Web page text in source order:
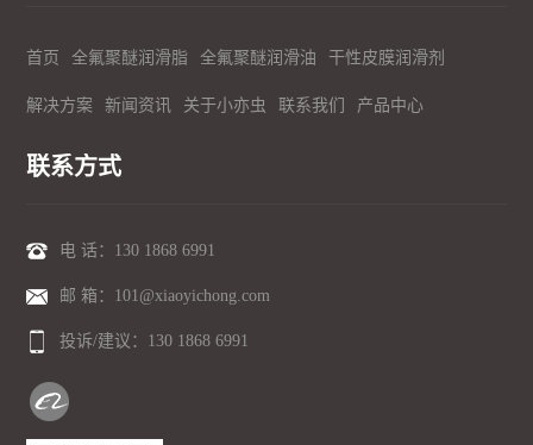
首页 全氟聚醚润滑脂 全氟聚醚润滑油 干性皮膜润滑剂
解决方案 新闻资讯 关于小亦虫 联系我们 产品中心
联系方式
电 话： 130 1868 6991
邮 箱：101@xiaoyichong.com
投诉/建议： 130 1868 6991